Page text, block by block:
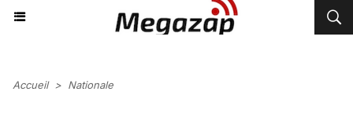
Accueil > Nationale